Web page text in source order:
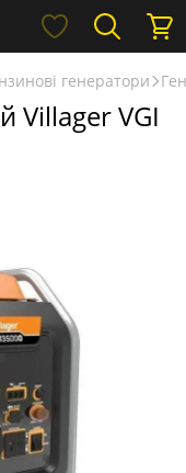
генератори
Villager VGI